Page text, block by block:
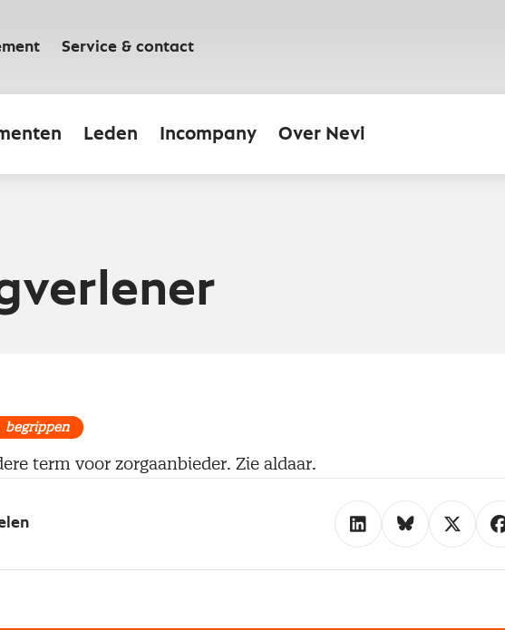
Service & contact
Leden Incompany Over Nevi
begrippen
term voor zorgaanbieder. Zie aldaar.